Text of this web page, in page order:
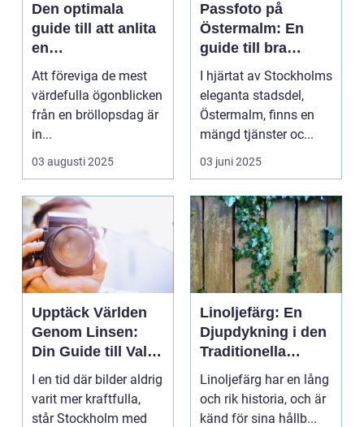
Den optimala
guide till att anlita
en
bröllopsfotograf
Att föreviga de mest
värdefulla ögonblicken
från en bröllopsdag är
in...
03 augusti 2025
Passfoto på
Östermalm: En
guide till bra
porträttfotograferi
ng
I hjärtat av Stockholms
eleganta stadsdel,
Östermalm, finns en
mängd tjänster oc...
03 juni 2025
Upptäck Världen
Genom Linsen:
Din Guide till Val
av Fotograf i
Stockholm
I en tid där bilder aldrig
varit mer kraftfulla,
står Stockholm med
Linoljefärg: En
Djupdykning i den
Traditionella
Målartekniken
Linoljefärg har en lång
och rik historia, och är
känd för sina hållb...